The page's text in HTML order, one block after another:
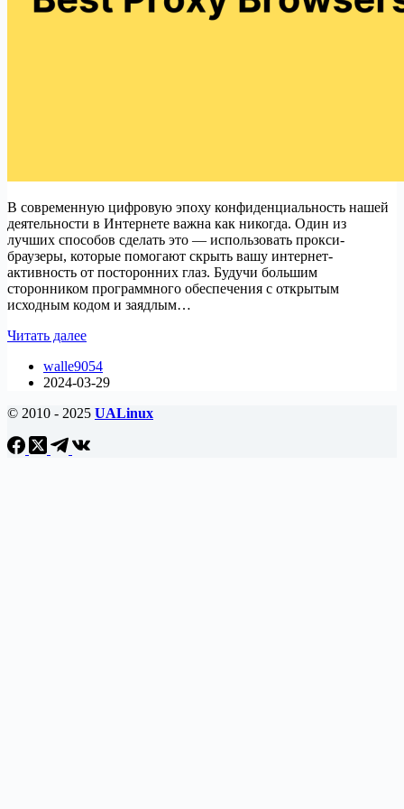
В современную цифровую эпоху конфиденциальность нашей
деятельности в Интернете важна как никогда. Один из
лучших способов сделать это — использовать прокси-
браузеры, которые помогают скрыть вашу интернет-
активность от посторонних глаз. Будучи большим
сторонником программного обеспечения с открытым
исходным кодом и заядлым…
Читать далее10
прокси-
браузеров
обеспечения
в
walle9054
2024-03-29
© 2010 - 2025 UALinux